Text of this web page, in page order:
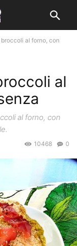
al forno, con
al
al forno, con
0
10468